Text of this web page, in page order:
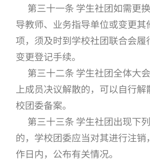
第三十一条 学生社团如需更
导教师、业务指导单位或变更其
项，须及时到学校社团联合会履
变更登记手续。
第三十二条 学生社团全体大
上成员决议解散的，可以自行解
校团委备案。
第三十三条 学生社团出现下
的，学校团委应当对其进行注销
作日内，公布有关情况。